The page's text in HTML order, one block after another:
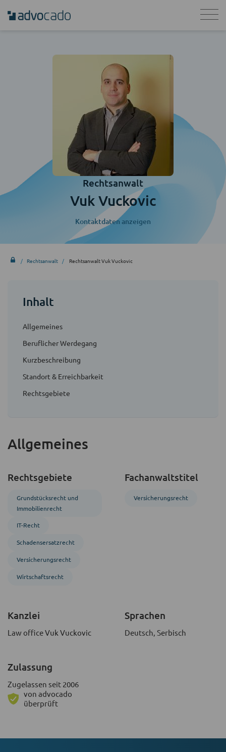
Rechtsanwalt
Vuk Vuckovic
Kontaktdaten anzeigen
Rechtsanwalt Rechtsanwalt Vuk Vuckovic
Inhalt
Allgemeines
Beruflicher Werdegang
Kurzbeschreibung
Standort & Erreichbarkeit
Rechtsgebiete
Allgemeines
Rechtsgebiete
Grundstücks­recht und
Immobilien­recht
IT-Recht
Schadensersatzrecht
Versicherungsrecht
Wirtschaftsrecht
Fachanwaltstitel
Versicherungsrecht
Kanzlei
Law office Vuk Vuckovic
Sprachen
Deutsch, Serbisch
Zulassung
Zugelassen seit 2006
von advocado
überprüft